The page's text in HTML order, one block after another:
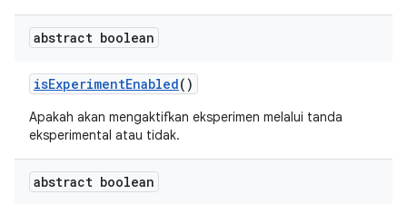
abstract boolean
isExperimentEnabled()
Apakah akan mengaktifkan eksperimen melalui tanda
eksperimental atau tidak.
abstract boolean